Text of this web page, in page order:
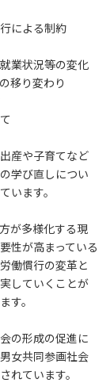
による制約
業状況等の変化
移り変わり
産や子育てなど
学び直しについ
います。
が多様化する現
性が高まっている
働慣行の変革と
していくことが
す。
の形成の促進に
女共同参画社会
れています。